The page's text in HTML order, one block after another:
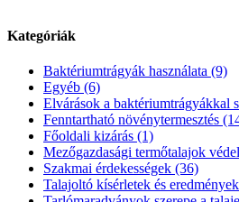
Kategóriák
Baktériumtrágyák használata (9)
Egyéb (6)
Elvárások a baktériumtrágyákkal
Fenntartható növénytermesztés
Főoldali kizárás (1)
Mezőgazdasági termőtalajok
Szakmai érdekességek (36)
Talajoltó kísérletek és